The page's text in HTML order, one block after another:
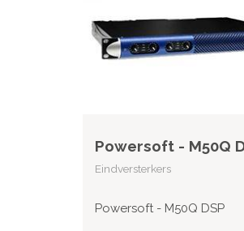
Powersoft - M50Q
Eindversterkers
Powersoft - M50Q DSP